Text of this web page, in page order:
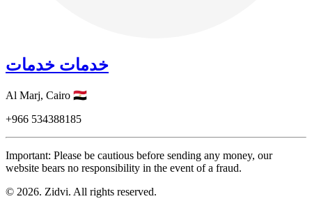
خدمات خدمات
Al Marj, Cairo 🇪🇬
+966 534388185
Important: Please be cautious before sending any money, our
website bears no responsibility in the event of a fraud.
© 2026. Zidvi. All rights reserved.